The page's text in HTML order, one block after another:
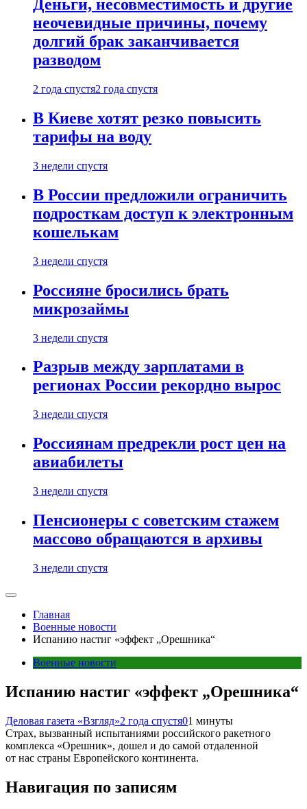
Деньги, несовместимость и другие
неочевидные причины, почему
долгий брак заканчивается
разводом
2 года спустя2 года спустя
В Киеве хотят резко повысить
тарифы на воду
3 недели спустя
В России предложили ограничить
подросткам доступ к электронным
кошелькам
3 недели спустя
Россияне бросились брать
микрозаймы
3 недели спустя
Разрыв между зарплатами в
регионах России рекордно вырос
3 недели спустя
Россиянам предрекли рост цен на
авиабилеты
3 недели спустя
Пенсионеры с советским стажем
массово обращаются в архивы
3 недели спустя
Главная
Военные новости
Испанию настиг «эффект „Орешника“
Военные новости
Испанию настиг «эффект „Орешника“
Деловая газета «Взгляд»2 года спустя01 минуты
Страх, вызванный испытаниями российского ракетного
комплекса «Орешник», дошел и до самой отдаленной
от нас страны Европейского континента.
Навигация по записям